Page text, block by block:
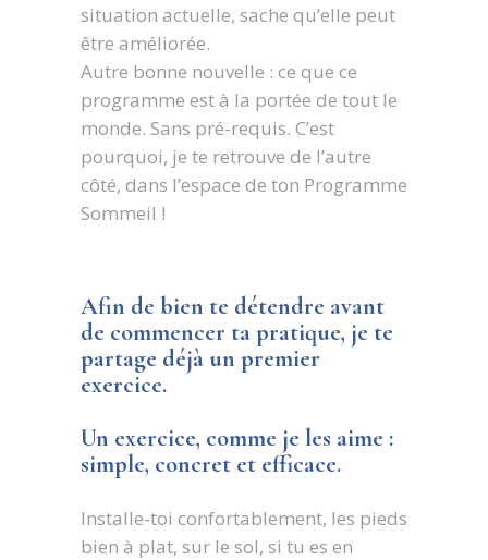
situation actuelle, sache qu’elle peut
être améliorée.
Autre bonne nouvelle : ce que ce
programme est à la portée de tout le
monde. Sans pré-requis. C’est
pourquoi, je te retrouve de l’autre
côté, dans l’espace de ton Programme
Sommeil !
Afin de bien te détendre avant
de commencer ta pratique, je te
partage déjà un premier
exercice.
Un exercice, comme je les aime :
simple, concret et efficace.
Installe-toi confortablement, les pieds
bien à plat, sur le sol, si tu es en